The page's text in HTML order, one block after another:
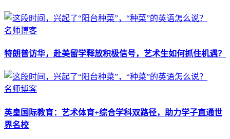
名师博客
特朗普访华，赴美留学释放积极信号，艺术生如何抓住机遇？
名师博客
英皇国际教育：艺术体育+综合学科双路径，助力学子直通世
界名校